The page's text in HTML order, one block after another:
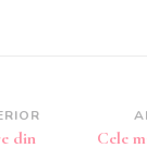
din
Cele